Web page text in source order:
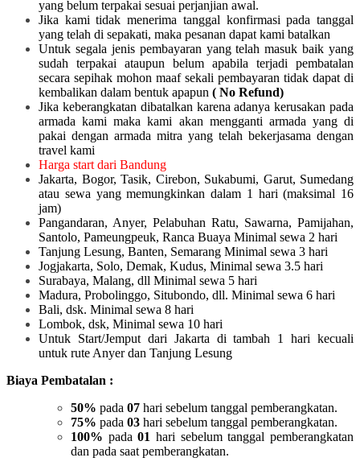
yang belum terpakai sesuai perjanjian awal.
Jika kami tidak menerima tanggal konfirmasi pada tanggal
yang telah di sepakati, maka pesanan dapat kami batalkan
Untuk segala jenis pembayaran yang telah masuk baik yang
sudah terpakai ataupun belum apabila terjadi pembatalan
secara sepihak mohon maaf sekali pembayaran tidak dapat di
kembalikan dalam bentuk apapun ( No Refund)
Jika keberangkatan dibatalkan karena adanya kerusakan pada
armada kami maka kami akan mengganti armada yang di
pakai dengan armada mitra yang telah bekerjasama dengan
travel kami
Harga start dari Bandung
Jakarta, Bogor, Tasik, Cirebon, Sukabumi, Garut, Sumedang
atau sewa yang memungkinkan dalam 1 hari (maksimal 16
jam)
Pangandaran, Anyer, Pelabuhan Ratu, Sawarna, Pamijahan,
Santolo, Pameungpeuk, Ranca Buaya Minimal sewa 2 hari
Tanjung Lesung, Banten, Semarang Minimal sewa 3 hari
Jogjakarta, Solo, Demak, Kudus, Minimal sewa 3.5 hari
Surabaya, Malang, dll Minimal sewa 5 hari
Madura, Probolinggo, Situbondo, dll. Minimal sewa 6 hari
Bali, dsk. Minimal sewa 8 hari
Lombok, dsk, Minimal sewa 10 hari
Untuk Start/Jemput dari Jakarta di tambah 1 hari kecuali
untuk rute Anyer dan Tanjung Lesung
Biaya Pembatalan :
50% pada 07 hari sebelum tanggal pemberangkatan.
75% pada 03 hari sebelum tanggal pemberangkatan.
100% pada01 hari sebelum tanggal pemberangkatan
dan pada saat pemberangkatan.